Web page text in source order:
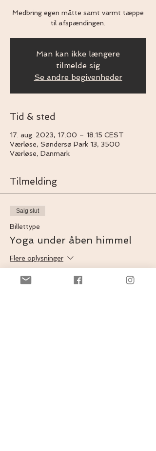
Medbring egen måtte samt varmt tæppe
til afspændingen.
Man kan ikke længere
tilmelde sig
Se andre begivenheder
Tid & sted
17. aug. 2023, 17.00 – 18.15 CEST
Værløse, Søndersø Park 13, 3500
Værløse, Danmark
Tilmelding
Salg slut
Billettype
Yoga under åben himmel
Flere oplysninger
Pris